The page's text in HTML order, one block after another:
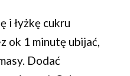
i łyżkę cukru
ok 1 minutę ubijać,
Dodać